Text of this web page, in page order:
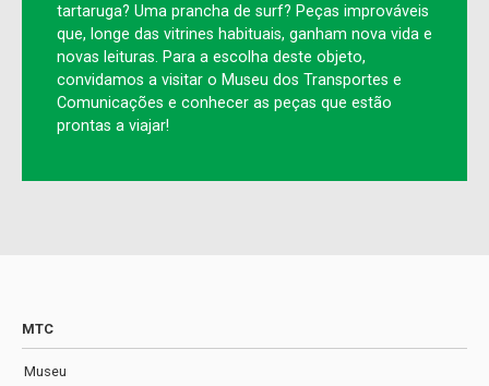
tartaruga? Uma prancha de surf? Peças improváveis
que, longe das vitrines habituais, ganham nova vida e
novas leituras. Para a escolha deste objeto,
convidamos a visitar o Museu dos Transportes e
Comunicações e conhecer as peças que estão
prontas a viajar!
MTC
Museu